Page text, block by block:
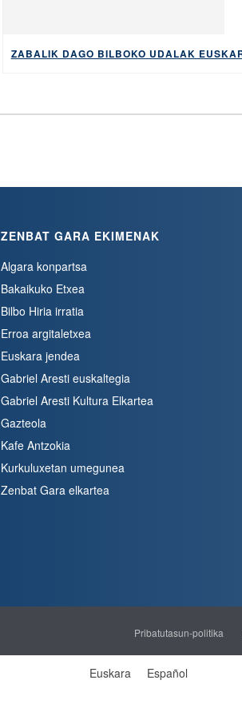
ZENBAT GARA EKIMENAK
Algara konpartsa
Bakaikuko Etxea
Bilbo Hiria irratia
Erroa argitaletxea
Euskara jendea
Gabriel Aresti euskaltegia
Gabriel Aresti Kultura Elkartea
Gazteola
Kafe Antzokia
Kurkuluxetan umegunea
Zenbat Gara elkartea
Pribatutasun-politika
Euskara Español